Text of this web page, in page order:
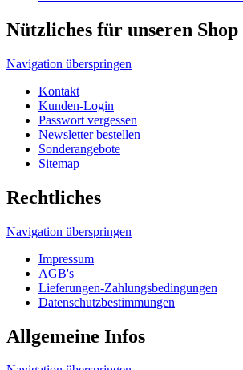
Sonderangebote
Sitemap
Rechtliches
Navigation überspringen
Impressum
AGB's
Lieferungen-Zahlungsbedingungen
Datenschutzbestimmungen
Allgemeine Infos
Navigation überspringen
Wir über uns
Tragetaschen und Umwelt
Tragetaschen Verpackungsgesetz
Produktsicherheitsgesetz
HDPE, MDPE, LDPE und LDPE DKT
Unser Tragetaschenmarkt